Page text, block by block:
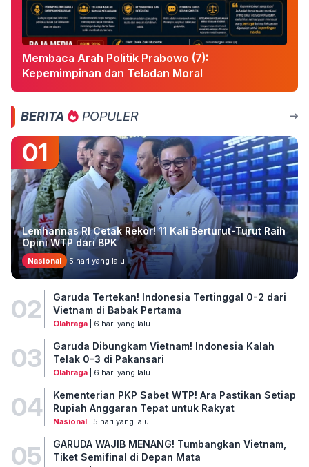
Membaca Arah Politik Prabowo (7):
Kepemimpinan dan Teladan Moral
BERITA POPULER
01
Lemhannas RI Cetak Rekor! 11 Kali Berturut-Turut Raih
Opini WTP dari BPK
Nasional 5 hari yang lalu
02
Garuda Tertekan! Indonesia Tertinggal 0-2 dari
Vietnam di Babak Pertama
Olahraga| 6 hari yang lalu
03
Garuda Dibungkam Vietnam! Indonesia Kalah
Telak 0-3 di Pakansari
Olahraga| 6 hari yang lalu
04
Kementerian PKP Sabet WTP! Ara Pastikan Setiap
Rupiah Anggaran Tepat untuk Rakyat
Nasional| 5 hari yang lalu
05
GARUDA WAJIB MENANG! Tumbangkan Vietnam,
Tiket Semifinal di Depan Mata